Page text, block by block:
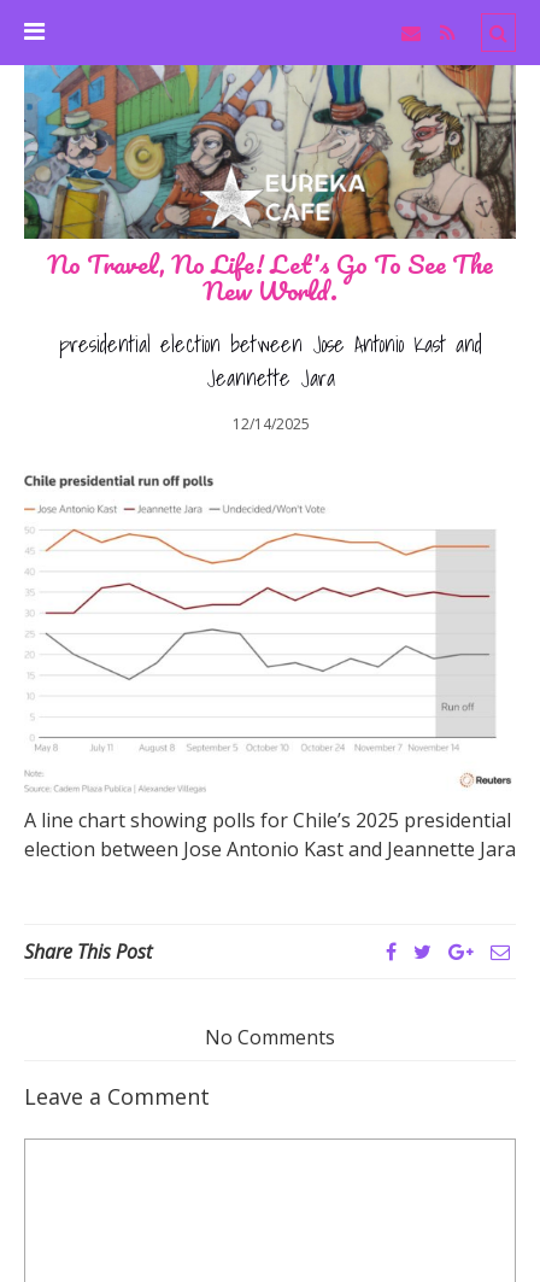
No Travel, No Life! Let's Go To See The
New World.
presidential election between Jose Antonio Kast and
Jeannette Jara
12/14/2025
A line chart showing polls for Chile’s 2025 presidential
election between Jose Antonio Kast and Jeannette Jara
Share This Post
No Comments
Leave a Comment